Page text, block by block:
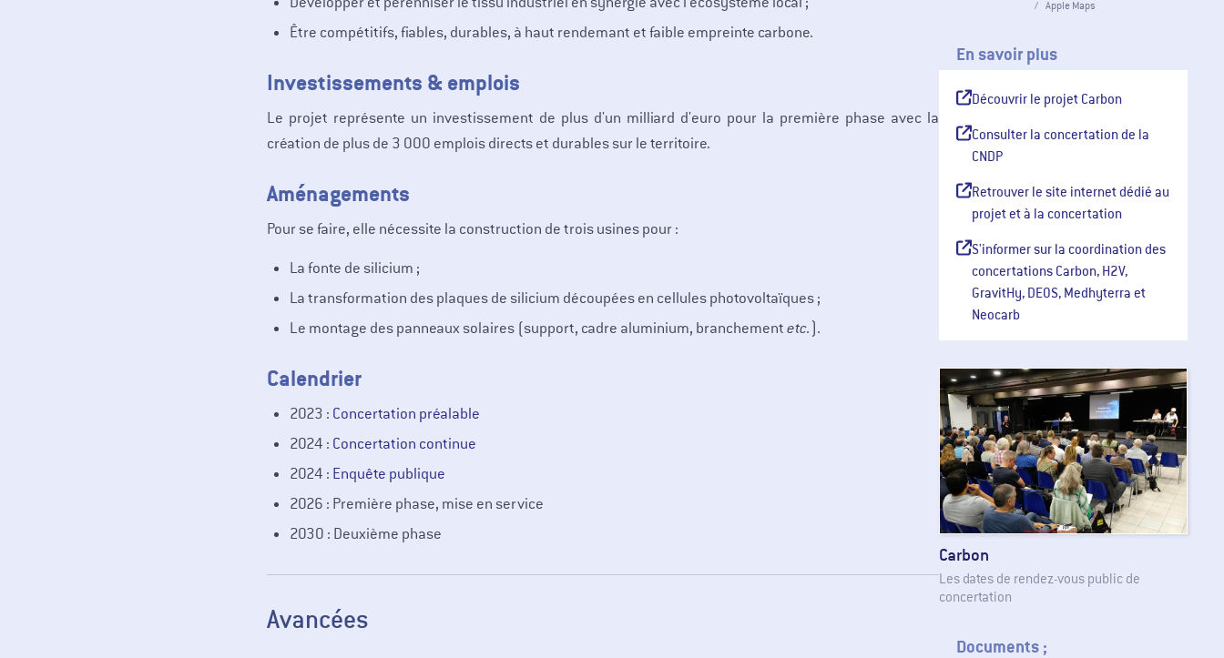
Être compétitifs, fiables, durables, à haut rendemant et faible empreinte carbone.
Investissements & emplois
Le projet représente un investissement de plus d'un milliard d'euro pour la première phase avec la
création de plus de 3 000 emplois directs et durables sur le territoire.
Aménagements
Pour se faire, elle nécessite la construction de trois usines pour :
La fonte de silicium ;
La transformation des plaques de silicium découpées en cellules photovoltaïques ;
Le montage des panneaux solaires (support, cadre aluminium, branchementetc.).
Calendrier
2023 : Concertation préalable
2024 : Concertation continue
2024 : Enquête publique
2026 : Première phase, mise en service
2030 : Deuxième phase
Avancées
Apple Maps
En savoir plus
Découvrir le projet Carbon
Consulter la concertation de la
CNDP
Retrouver le site internet dédié au
projet et à la concertation
S'informer sur la coordination des
concertations Carbon, H2V,
GravitHy, DEOS, Medhyterra et
Neocarb
Carbon
Les dates de rendez-vous public de
concertation
Documents ;